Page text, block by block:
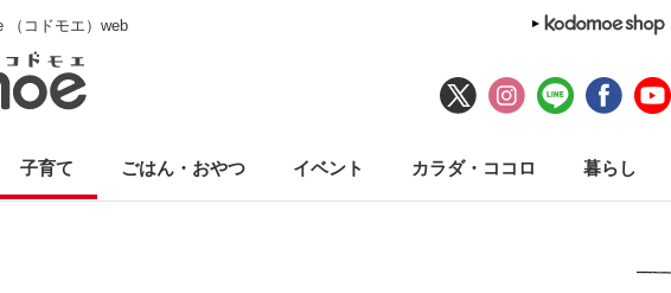
（コドモエ）web
子育て ごはん・おやつ イベント カラダ・ココロ 暮らし